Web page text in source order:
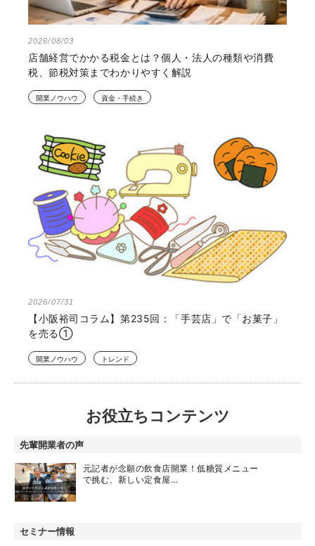
2026/08/03
店舗経営でかかる税金とは？個人・法人の種類や消費
税、節税対策までわかりやすく解説
開業ノウハウ 資金・手続き
2026/07/31
【小阪裕司コラム】第235回：「手芸店」で「お菓子」
を売る①
開業ノウハウ トレンド
お役立ちコンテンツ
先輩開業者の声
元記者が念願の飲食店開業！低糖質メニュー
で挑む、新しい定食屋…
セミナー情報